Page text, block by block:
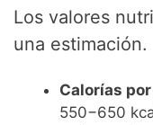
Los valores
una estimación.
Calorías
550−650